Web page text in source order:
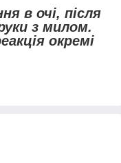
в очі, після
з милом.
окремі